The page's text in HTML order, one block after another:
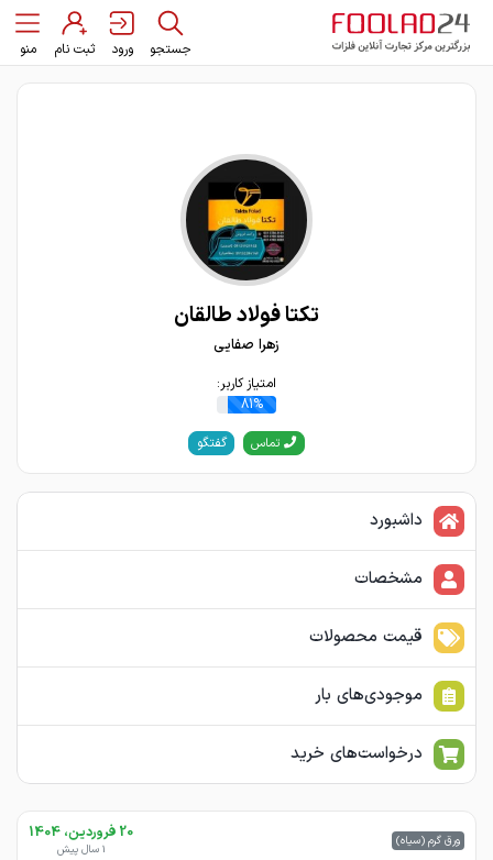
جستجو ورود ثبت نام منو
تکتا فولاد طالقان
زهرا صفایی
امتیاز کاربر:
81%
تماس گفتگو
داشبورد
مشخصات
قیمت محصولات
موجودی‌های بار
درخواست‌های خرید
ورق گرم (سیاه) 20 فروردین، 1404
1 سال پیش